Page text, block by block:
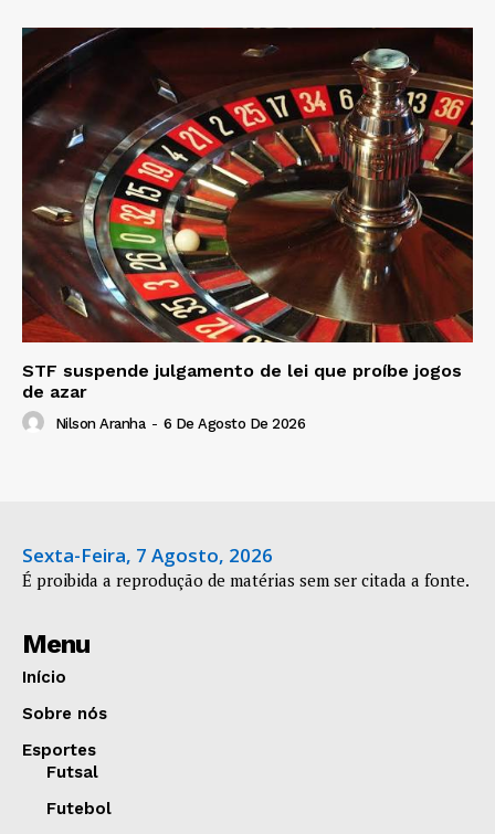
STF suspende julgamento de lei que proíbe jogos
de azar
Nilson Aranha - 6 De Agosto De 2026
Sexta-Feira, 7 Agosto, 2026
É proibida a reprodução de matérias sem ser citada a fonte.
Menu
Início
Sobre nós
Esportes
Futsal
Futebol